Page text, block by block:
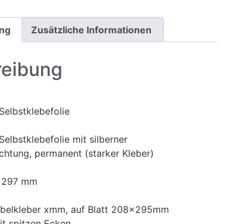
Zusätzliche Informationen
mit silberner
permanent (starker Kleber)
mm
xmm, auf Blatt 208x295mm